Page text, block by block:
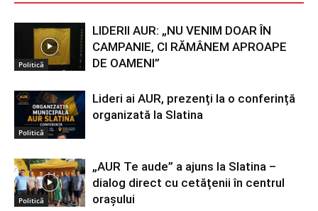
Politică
LIDERII AUR: „NU VENIM DOAR ÎN
CAMPANIE, CI RĂMÂNEM APROAPE
DE OAMENI”
Politică
Lideri ai AUR, prezenți la o conferință
organizată la Slatina
Politică
„AUR Te aude” a ajuns la Slatina –
dialog direct cu cetățenii în centrul
orașului